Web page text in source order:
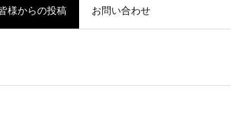
様からの投稿 お問い合わせ